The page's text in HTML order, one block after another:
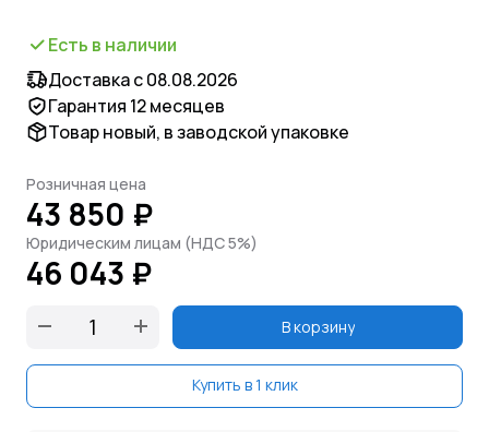
Есть в наличии
Доставка с 08.08.2026
Гарантия 12 месяцев
Товар новый, в заводской упаковке
Розничная цена
43 850 ₽
Юридическим лицам (НДС 5%)
46 043 ₽
В корзину
Купить в 1 клик